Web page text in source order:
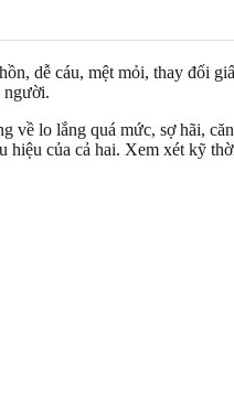
dễ cáu, mệt mỏi, thay đổi
người.
lo lắng quá mức, sợ hãi,
của cả hai. Xem xét kỹ